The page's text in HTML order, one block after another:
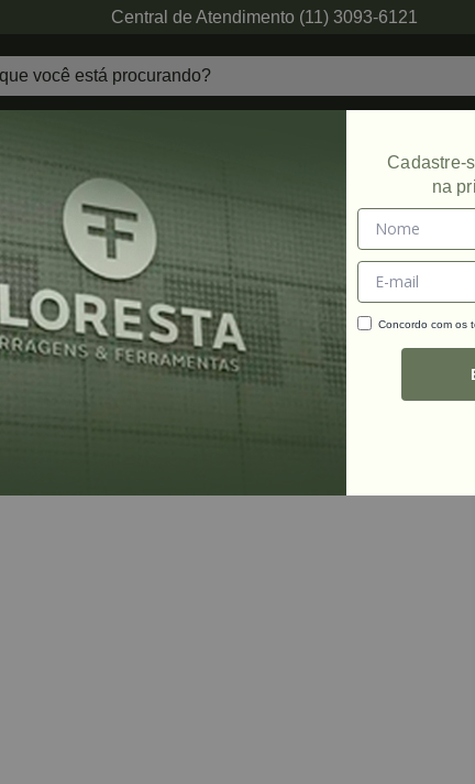
Central de Atendimento (11) 3093-6121
acordo com as configurações do seu monitor/dispositivo ou lote
Decoração não acompanha o produto. Em caso de dúvida
canais de atendimento. Imagens meramente ilustrativas.
Cadastre-
na
Concordo com os